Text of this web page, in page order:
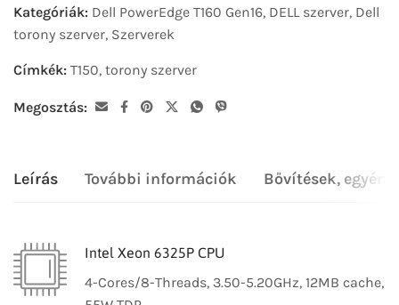
Kategóriák: Dell PowerEdge T160 Gen16, DELL szerver, Dell
torony szerver, Szerverek
Címkék: T150, torony szerver
Megosztás:
Leírás További információk Bővítések,
Intel Xeon 6325P CPU
4-Cores/8-Threads, 3.50-5.20GHz, 12MB cache,